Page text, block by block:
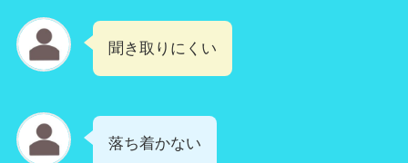
聞き取りにくい
落ち着かない